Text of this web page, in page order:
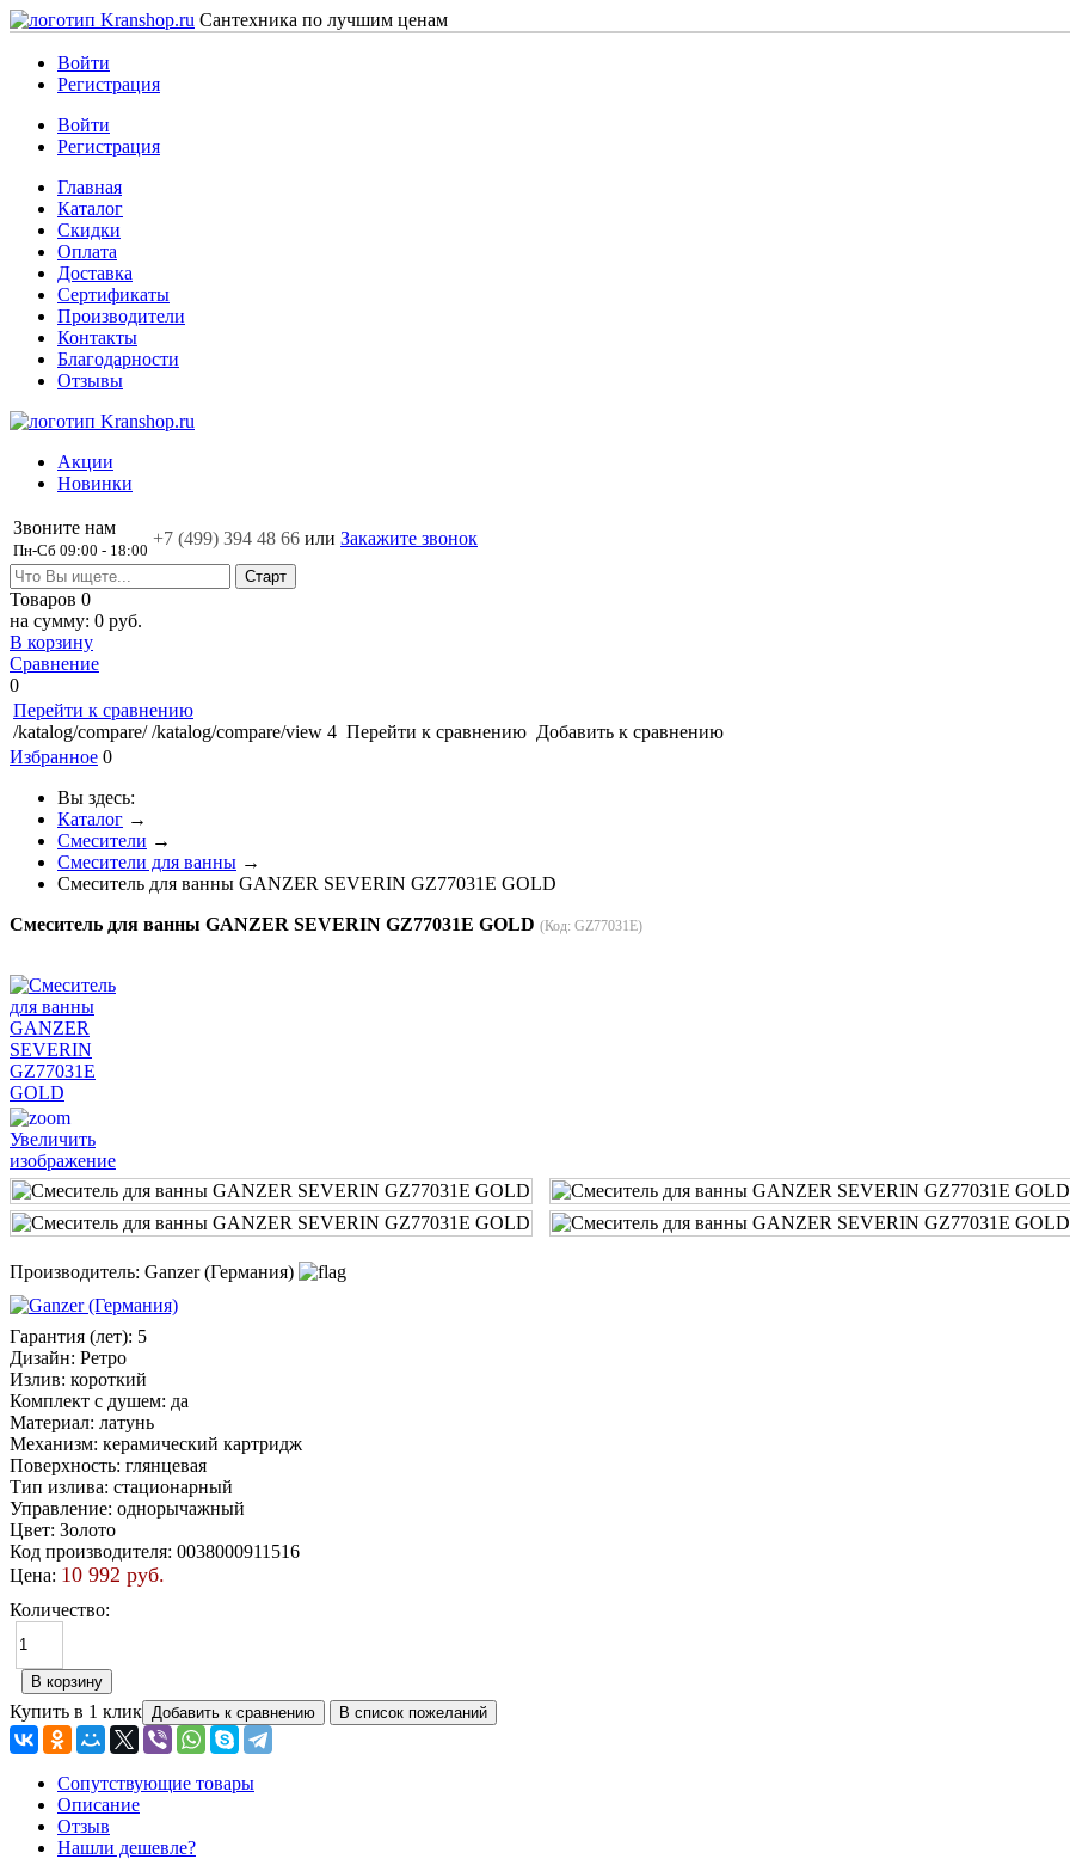
Сантехника по лучшим ценам
Войти
Регистрация
Войти
Регистрация
Главная
Каталог
Скидки
Оплата
Доставка
Сертификаты
Производители
Контакты
Благодарности
Отзывы
Акции
Новинки
Звоните нам
Пн-Сб 09:00 - 18:00
+7 (499) 394 48 66 или Закажите звонок
Товаров 0
на сумму: 0 руб.
В корзину
Сравнение
0
Перейти к сравнению
/katalog/compare/ /katalog/compare/view 4 Перейти к сравнению Добавить к сравнению
Избранное 0
Вы здесь:
Каталог →
Смесители →
Смесители для ванны →
Cмеситель для ванны GANZER SEVERIN GZ77031E GOLD
Cмеситель для ванны GANZER SEVERIN GZ77031E GOLD (Код: GZ77031E)
Увеличить
изображение
Производитель: Ganzer (Германия)
Гарантия (лет): 5
Дизайн: Ретро
Излив: короткий
Комплект с душем: да
Материал: латунь
Механизм: керамический картридж
Поверхность: глянцевая
Тип излива: стационарный
Управление: однорычажный
Цвет: Золото
Код производителя: 0038000911516
Цена: 10 992 руб.
Количество:
Купить в 1 клик
Сопутствующие товары
Описание
Отзыв
Нашли дешевле?